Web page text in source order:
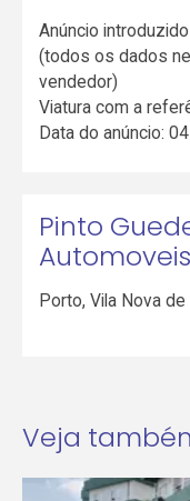
Anúncio
(todos os dados
vendedor)
Viatura com a
Data do anúncio:
Pinto
Porto,Vila Nova de
Veja